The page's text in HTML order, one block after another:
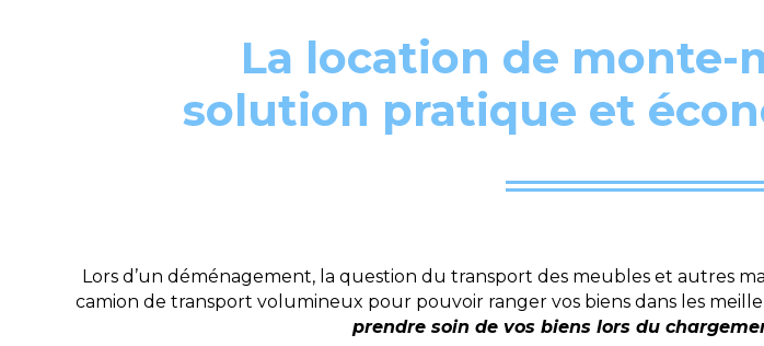
La location de monte-
solution pratique et
Lors d’un déménagement, la question du transport des meubles et autres
camion de transport volumineux pour pouvoir ranger vos biens dans les
prendre soin de vos biens lors du